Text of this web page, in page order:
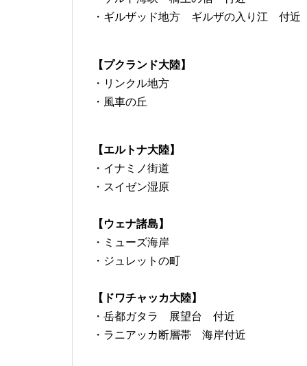
・ギルザッド地方 ギルザの入り江 付近
【プクランド大陸】
・リンクル地方
・風車の丘
【エルトナ大陸】
・イナミノ街道
・スイゼン湿原
【ウェナ諸島】
・ミューズ海岸
・ジュレットの町
【ドワチャッカ大陸】
・岳都ガタラ 展望台 付近
・ラニアッカ断層帯 海岸付近